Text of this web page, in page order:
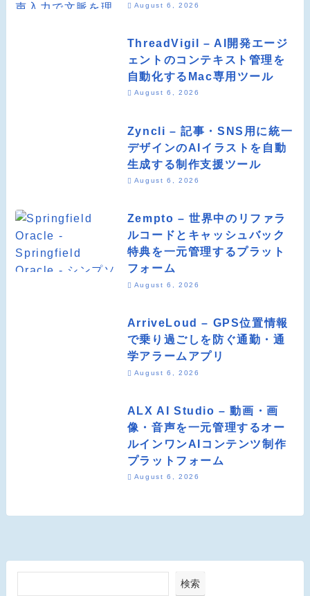
August 6, 2026
ThreadVigil – AI開発エージ
ェントのコンテキスト管理を
自動化するMac専用ツール
August 6, 2026
Zyncli – 記事・SNS用に統一
デザインのAIイラストを自動
生成する制作支援ツール
August 6, 2026
Zempto – 世界中のリファラ
ルコードとキャッシュバック
特典を一元管理するプラット
フォーム
August 6, 2026
ArriveLoud – GPS位置情報
で乗り過ごしを防ぐ通勤・通
学アラームアプリ
August 6, 2026
ALX AI Studio – 動画・画
像・音声を一元管理するオー
ルインワンAIコンテンツ制作
プラットフォーム
August 6, 2026
検索